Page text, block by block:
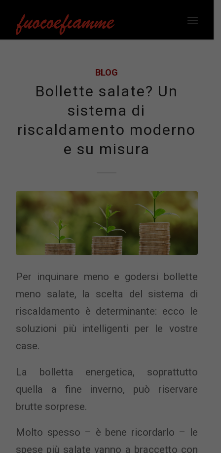
BLOG
Bollette salate? Un
sistema di
riscaldamento moderno
e su misura
Per inquinare meno e godersi bollette
meno salate, la scelta del sistema di
riscaldamento è determinante: ecco le
soluzioni più intelligenti per le vostre
case.
La bolletta energetica, soprattutto
quella a fine inverno, può riservare
brutte sorprese.
Molto spesso – è bene ricordarlo – le
spese più salate vanno a braccetto con